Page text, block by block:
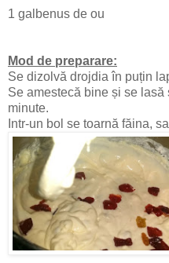
1 galbenus de ou
Mod de preparare:
Se dizolvă drojdia în puțin
Se amestecă bine și se
minute.
Intr-un bol se toarnă făina,